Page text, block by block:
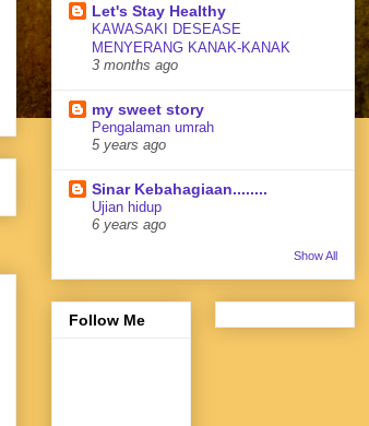
Let's Stay Healthy
KAWASAKI DESEASE
MENYERANG KANAK-KANAK
3 months ago
my sweet story
Pengalaman umrah
5 years ago
Sinar Kebahagiaan........
Ujian hidup
6 years ago
Show All
Follow Me